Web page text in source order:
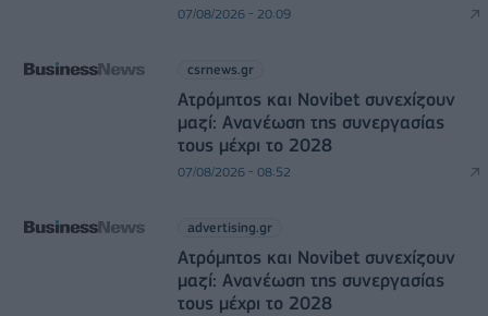
07/08/2026 - 20:09
csrnews.gr
Ατρόμητος και Novibet συνεχίζουν
μαζί: Ανανέωση της συνεργασίας
τους μέχρι το 2028
07/08/2026 - 08:52
advertising.gr
Ατρόμητος και Novibet συνεχίζουν
μαζί: Ανανέωση της συνεργασίας
τους μέχρι το 2028